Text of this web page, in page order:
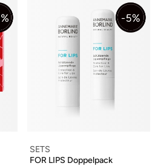
SETS
FOR LIPS Doppelpack